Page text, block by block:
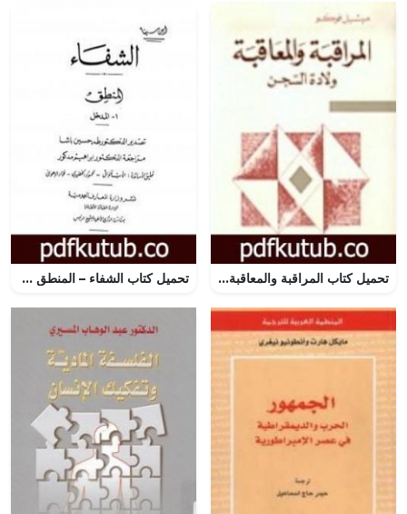
تحميل كتاب المراقبة والمعاقبة – ولادة السجن PDF تأليف ميشيل فوكو مجانا [كامل] تحميل كتاب الشفاء – المنطق PDF تأليف ابن سينا مجانا [كامل]